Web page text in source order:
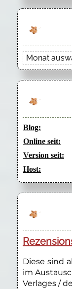
Archiv
Blog:
Online seit:
Version seit:
Host:
Diese sind
im
Verlages /